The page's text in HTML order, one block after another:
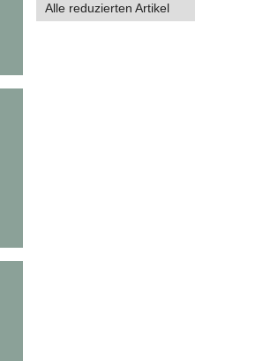
Alle reduzierten Artikel